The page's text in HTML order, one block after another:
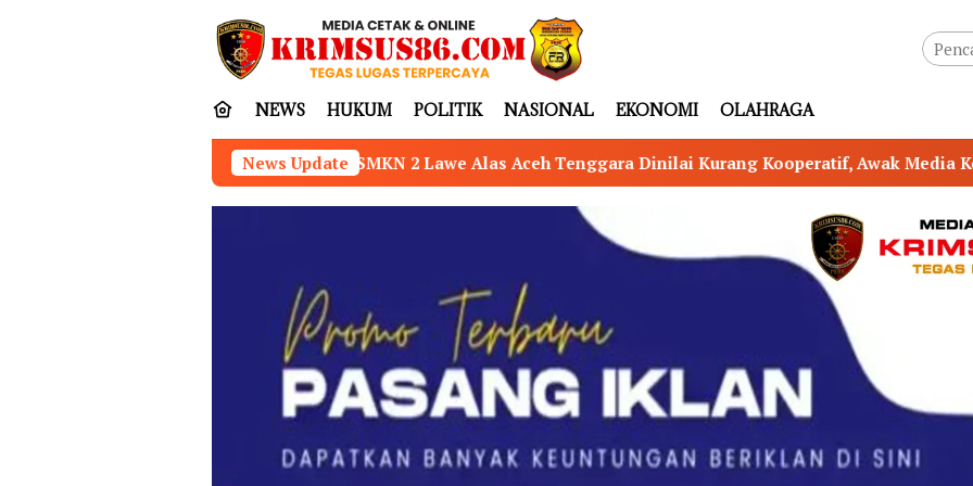
NEWS HUKUM POLITIK NASIONAL EKONOMI OLAHRAGA
News Update
Kepala SMKN 2 Lawe Alas Aceh Tenggara Dinilai Kurang Kooperatif, Awak Media Kesulitan Lakukan Konfirmasi